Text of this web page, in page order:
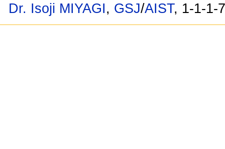
Dr. Isoji MIYAGI, GSJ/AIST, 1-1-1-